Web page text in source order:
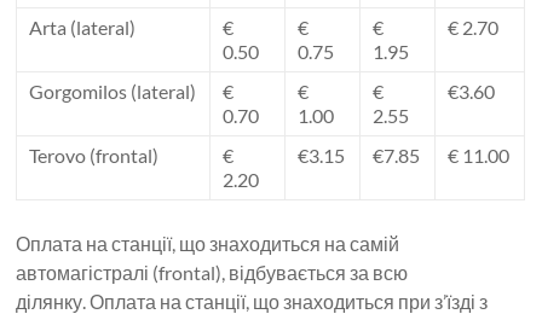
Arta (lateral)
€
0.50
€
0.75
€
1.95
€ 2.70
Gorgomilos (lateral)
€
0.70
€
1.00
€
2.55
€3.60
Terovo (frontal)
€
2.20
€3.15 €7.85 € 11.00
Оплата на станції, що знаходиться на самій
автомагістралі (frontal), відбувається за всю
ділянку. Оплата на станції, що знаходиться при з’їзді з